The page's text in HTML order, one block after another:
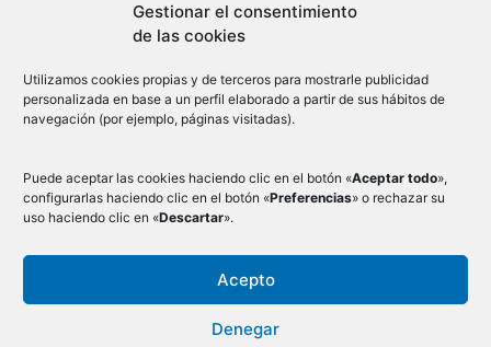
Gestionar el consentimiento
de las cookies
Utilizamos cookies propias y de terceros para mostrarle publicidad
personalizada en base a un perfil elaborado a partir de sus hábitos de
navegación (por ejemplo, páginas visitadas).
Puede aceptar las cookies haciendo clic en el botón «Aceptar todo»,
configurarlas haciendo clic en el botón «Preferencias» o rechazar su
uso haciendo clic en «Descartar».
Acepto
Denegar
+34 913 578 905
info@e-log.es
Blog
Aduanas–Mercancias por avión